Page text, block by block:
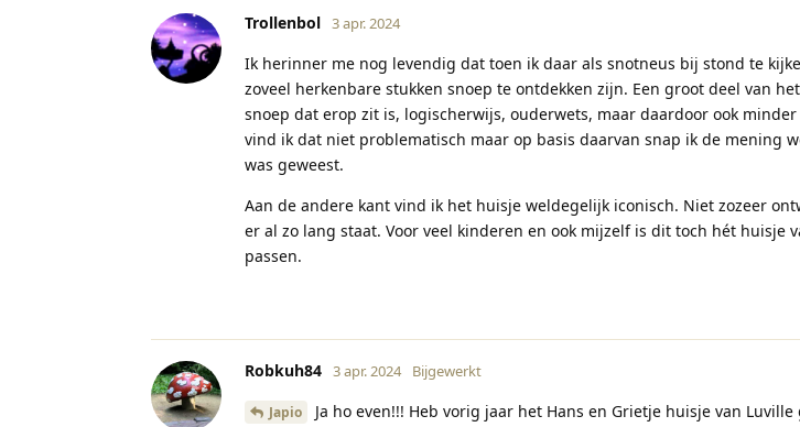
Trollenbol 3 apr. 2024
Ik herinner me nog levendig dat toen ik daar als snotneus bij stond te
zoveel herkenbare stukken snoep te ontdekken zijn. Een groot deel van
snoep dat erop zit is, logischerwijs, ouderwets, maar daardoor ook
vind ik dat niet problematisch maar op basis daarvan snap ik de mening
was geweest.
Aan de andere kant vind ik het huisje weldegelijk iconisch. Niet zozeer
er al zo lang staat. Voor veel kinderen en ook mijzelf is dit toch hét huisje
passen.
Robkuh84 3 apr. 2024 Bijgewerkt
Japio
Ja ho even!!! Heb vorig jaar het Hans en Grietje huisje van